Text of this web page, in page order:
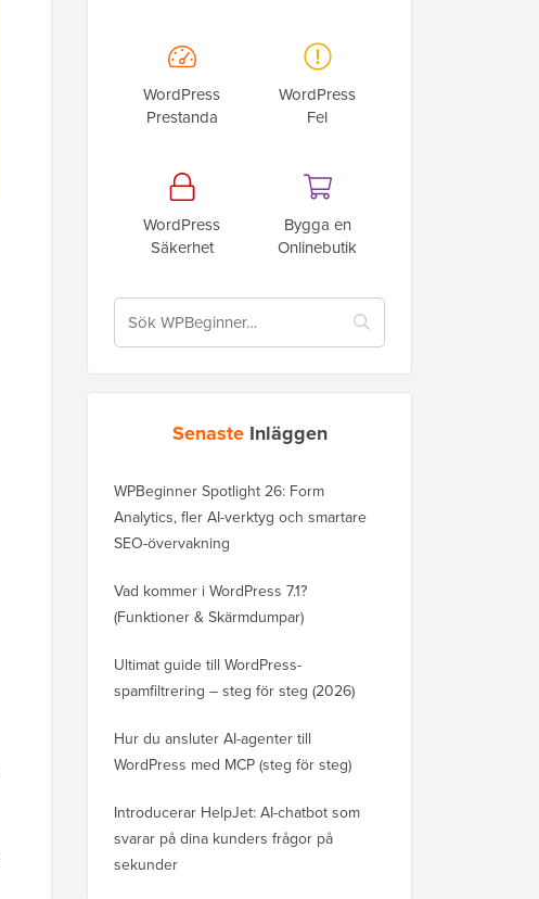
WordPress
Prestanda
WordPress
Fel
WordPress
Säkerhet
Bygga en
Onlinebutik
Senaste Inläggen
WPBeginner Spotlight 26: Form
Analytics, fler AI-verktyg och smartare
SEO-övervakning
Vad kommer i WordPress 7.1?
(Funktioner & Skärmdumpar)
Ultimat guide till WordPress-
spamfiltrering – steg för steg (2026)
Hur du ansluter AI-agenter till
WordPress med MCP (steg för steg)
Introducerar HelpJet: AI-chatbot som
svarar på dina kunders frågor på
sekunder